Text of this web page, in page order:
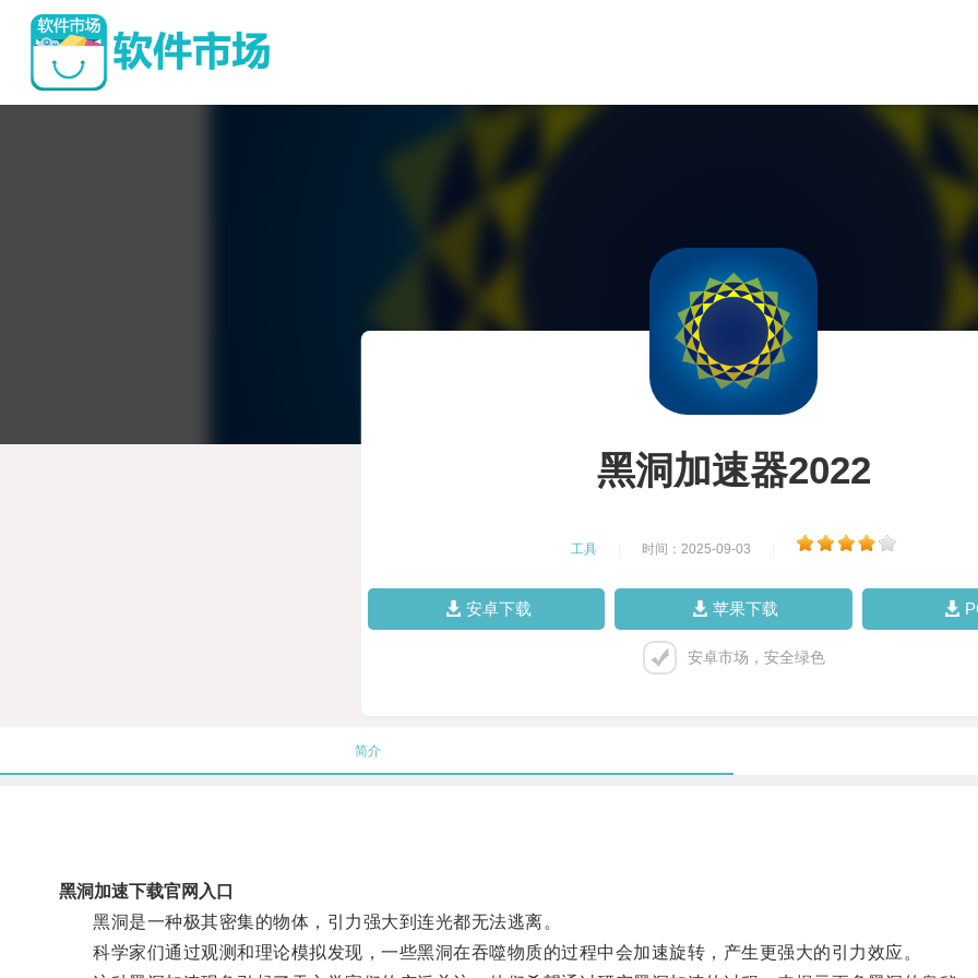
黑洞加速器2022
工具 时间：2025-09-03
安卓下载 苹果下载
安卓市场，安全绿色
简介
黑洞加速下载官网入口
黑洞是一种极其密集的物体，引力强大到连光都无法逃离。
科学家们通过观测和理论模拟发现，一些黑洞在吞噬物质的过程中会加速旋转，产生更强大的引力效应。